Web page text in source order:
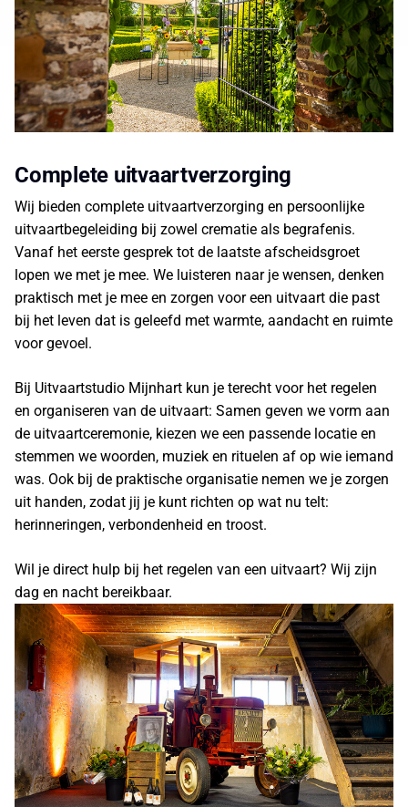
Complete uitvaartverzorging
Wij bieden complete uitvaartverzorging en persoonlijke
uitvaartbegeleiding bij zowel crematie als begrafenis.
Vanaf het eerste gesprek tot de laatste afscheidsgroet
lopen we met je mee. We luisteren naar je wensen, denken
praktisch met je mee en zorgen voor een uitvaart die past
bij het leven dat is geleefd met warmte, aandacht en ruimte
voor gevoel.
Bij Uitvaartstudio Mijnhart kun je terecht voor het regelen
en organiseren van de uitvaart: Samen geven we vorm aan
de uitvaartceremonie, kiezen we een passende locatie en
stemmen we woorden, muziek en rituelen af op wie iemand
was. Ook bij de praktische organisatie nemen we je zorgen
uit handen, zodat jij je kunt richten op wat nu telt:
herinneringen, verbondenheid en troost.
Wil je direct hulp bij het regelen van een uitvaart? Wij zijn
dag en nacht bereikbaar.